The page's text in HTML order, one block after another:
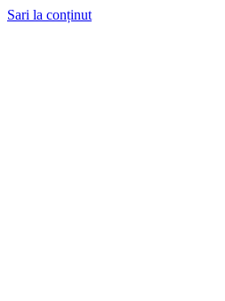
Sari la conținut